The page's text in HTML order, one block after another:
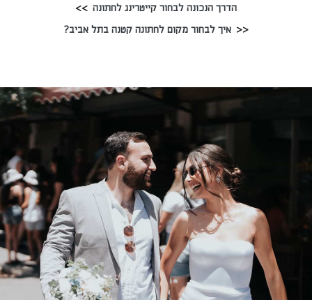
הדרך הנכונה לבחור קייטרינג לחתונה
איך לבחור מקום לחתונה קטנה בתל אביב?